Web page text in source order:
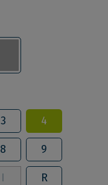
3 4
8 9
I R